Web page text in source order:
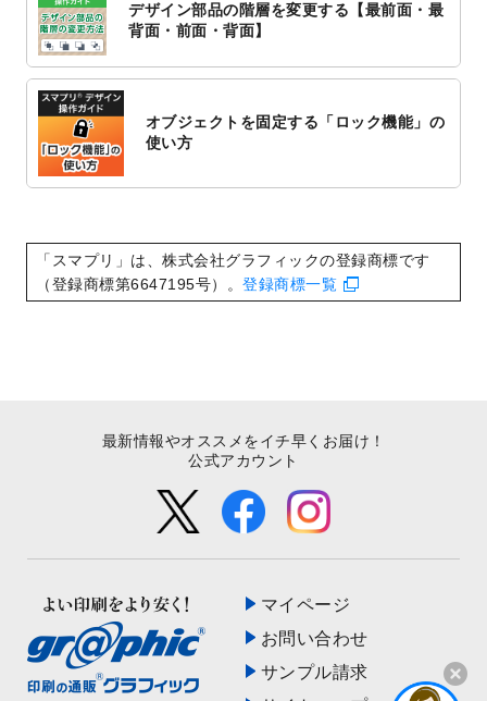
2022/10/1
2023年版1月始まりのカレンダーデザイン
2022/9/21
コンサートのチラシデザインテンプレート
2022/9/5
年賀状のデザインテンプレート
2022/9/5
喪中はがきのデザインテンプレートを公開
2022/8/24
印刷用データの解像度
を引き上げまし
た！
デザイン部品の階層を変更する【最前面・最
背面・前面・背面】
オブジェクトを固定する「ロック機能」の
使い方
「スマプリ」は、株式会社グラフィックの登録商標です
（登録商標第6647195号）。 登録商標一覧
マイページ
お問い合わせ
サンプル請求
最新情報やオススメをイチ早くお届け！
公式アカウント